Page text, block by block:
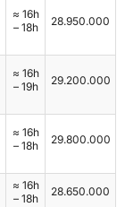
≈ 16h
– 18h
28.950.000
≈ 16h
– 19h
29.200.000
≈ 16h
– 18h
29.800.000
≈ 16h
– 18h
28.650.000